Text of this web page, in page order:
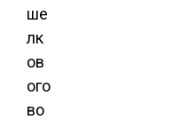
ше
лк
ов
ого
во